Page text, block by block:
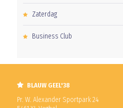
Zaterdag
Business Club
BLAUW GEEL'38
Pr. W. Alexander Sportpark 24